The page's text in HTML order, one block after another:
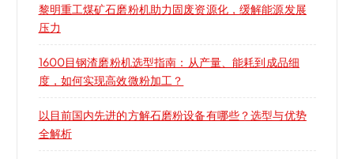
黎明重工煤矿石磨粉机助力固废资源化，缓解能源发展
压力
1600目钢渣磨粉机选型指南：从产量、能耗到成品细
度，如何实现高效微粉加工？
以目前国内先进的方解石磨粉设备有哪些？选型与优势
全解析